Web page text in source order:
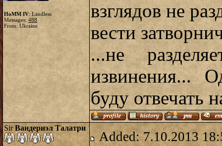
HoMM IV: Landless
Messages: 488
From: Ukraine
взглядов не
вести
...не
извинения...
буду отвечать
SirВандериэл Талатри
Added: 7.10.2013